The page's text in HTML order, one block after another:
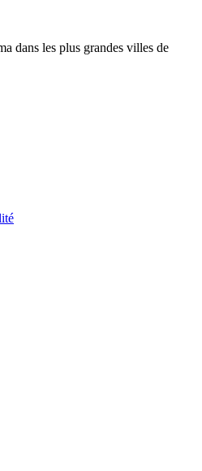
dans les plus grandes villes de